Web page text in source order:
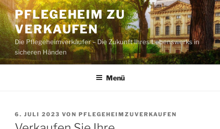
Zum
Inhalt
springen
PFLEGEHEIM ZU
VERKAUFEN
Die Pflegeheimverkäufer – Die Zukunft Ihres Lebenswerks in
sicheren Händen
Menü
VERÖFFENTLICHT
AM
6. JULI 2023 VON PFLEGEHEIMZUVERKAUFEN